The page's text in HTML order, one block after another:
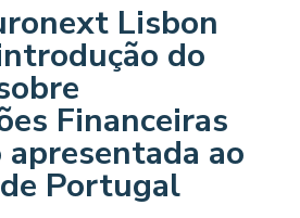
Lisbon
do
Financeiras
apresentada ao
Portugal